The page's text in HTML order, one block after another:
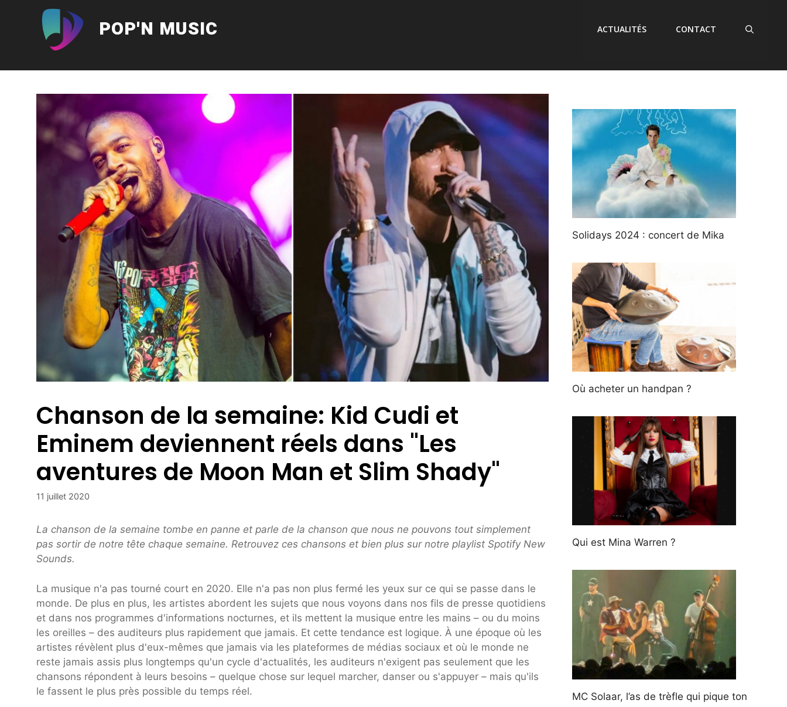
POP'N MUSIC ACTUALITÉS CONTACT
Chanson de la semaine: Kid Cudi et
Eminem deviennent réels dans "Les
aventures de Moon Man et Slim Shady"
11 juillet 2020
La chanson de la semaine tombe en panne et parle de la chanson que nous ne pouvons tout simplement
pas sortir de notre tête chaque semaine. Retrouvez ces chansons et bien plus sur notre playlist Spotify New
Sounds.
La musique n'a pas tourné court en 2020. Elle n'a pas non plus fermé les yeux sur ce qui se passe dans le
monde. De plus en plus, les artistes abordent les sujets que nous voyons dans nos fils de presse quotidiens
et dans nos programmes d'informations nocturnes, et ils mettent la musique entre les mains – ou du moins
les oreilles – des auditeurs plus rapidement que jamais. Et cette tendance est logique. À une époque où les
artistes révèlent plus d'eux-mêmes que jamais via les plateformes de médias sociaux et où le monde ne
reste jamais assis plus longtemps qu'un cycle d'actualités, les auditeurs n'exigent pas seulement que les
chansons répondent à leurs besoins – quelque chose sur lequel marcher, danser ou s'appuyer – mais qu'ils
le fassent le plus près possible du temps réel.
Solidays 2024 : concert de Mika
Où acheter un handpan ?
Qui est Mina Warren ?
MC Solaar, l’as de trèfle qui pique ton